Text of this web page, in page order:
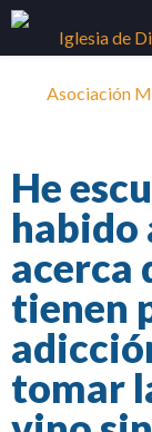
He
habido
acerca
tienen
tomar